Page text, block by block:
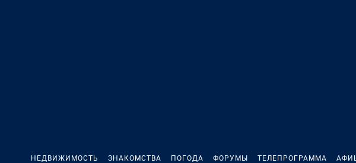
НЕДВИЖИМОСТЬ ЗНАКОМСТВА ПОГОДА ФОРУМЫ ТЕЛЕПРОГРАММА